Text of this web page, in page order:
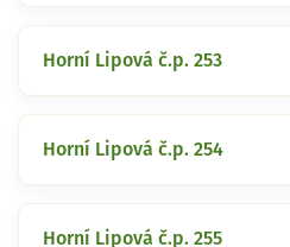
Horní Lipová č.p. 253
Horní Lipová č.p. 254
Horní Lipová č.p. 255